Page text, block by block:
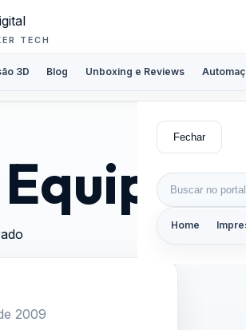
TECH
3D Blog Unboxing e Reviews
Fechar
Buscar por:
Home
Equipe
2009